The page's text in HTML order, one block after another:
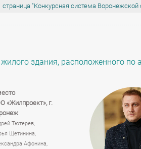
страница "Конкурсная система Воронежской
здания, расположенного по
«Жилпроект», г.
Тютерев,
Щетинина,
Афонина,